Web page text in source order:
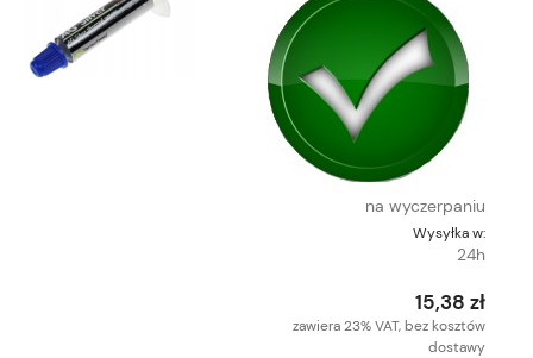
na wyczerpaniu
Wysyłka w:
24h
15,38 zł
zawiera 23% VAT, bez kosztów
dostawy